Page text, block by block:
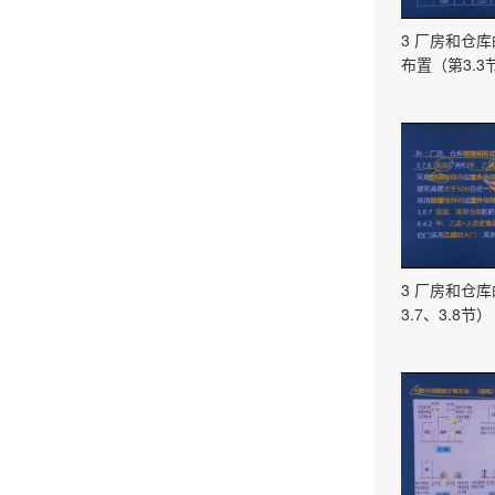
3 厂房和仓
布置（第3.3
3 厂房和仓
3.7、3.8节）